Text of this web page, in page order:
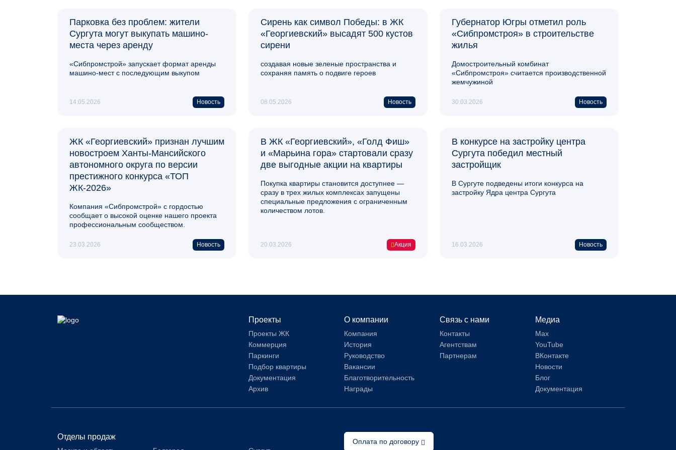
Парковка без проблем: жители
Сургута могут выкупать машино-
места через аренду
«Сибпромстрой» запускает формат аренды
машино-мест с последующим выкупом
14.05.2026 Новость
Сирень как символ Победы: в ЖК
«Георгиевский» высадят 500 кустов
сирени
создавая новые зеленые пространства и
сохраняя память о подвиге героев
08.05.2026 Новость
​Губернатор Югры отметил роль
«Сибпромстроя» в строительстве
жилья
Домостроительный комбинат
«Сибпромстроя» считается производственной
жемчужиной
30.03.2026 Новость
ЖК «Георгиевский» признан лучшим
новостроем Ханты-Мансийского
автономного округа по версии
престижного конкурса «ТОП
ЖК-2026»
Компания «Сибпромстрой» с гордостью
сообщает о высокой оценке нашего проекта
профессиональным сообществом.
23.03.2026 Новость
В ЖК «Георгиевский», «Голд Фиш»
и «Марьина гора» стартовали сразу
две выгодные акции на квартиры
Покупка квартиры становится доступнее —
сразу в трех жилых комплексах запущены
специальные предложения с ограниченным
количеством лотов.
20.03.2026 Акция
В конкурсе на застройку центра
Сургута победил местный
застройщик
В Сургуте подведены итоги конкурса на
застройку Ядра центра Сургута
16.03.2026 Новость
Проекты
Проекты ЖК
Коммерция
Паркинги
Подбор квартиры
Документация
Архив
О компании
Компания
История
Руководство
Вакансии
Благотворительность
Награды
Связь с нами
Контакты
Агентствам
Партнерам
Медиа
Max
YouTube
ВКонтакте
Новости
Блог
Документация
Отделы продаж
Оплата по договору